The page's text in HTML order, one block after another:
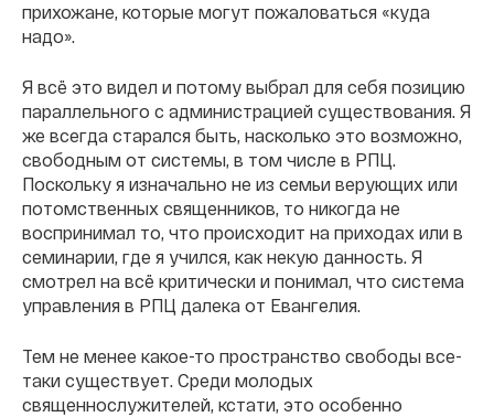
прихожане, которые могут пожаловаться «куда
надо».
Я всё это видел и потому выбрал для себя позицию
параллельного с администрацией существования. Я
же всегда старался быть, насколько это возможно,
свободным от системы, в том числе в РПЦ.
Поскольку я изначально не из семьи верующих или
потомственных священников, то никогда не
воспринимал то, что происходит на приходах или в
семинарии, где я учился, как некую данность. Я
смотрел на всё критически и понимал, что система
управления в РПЦ далека от Евангелия.
Тем не менее какое-то пространство свободы все-
таки существует. Среди молодых
священнослужителей, кстати, это особенно